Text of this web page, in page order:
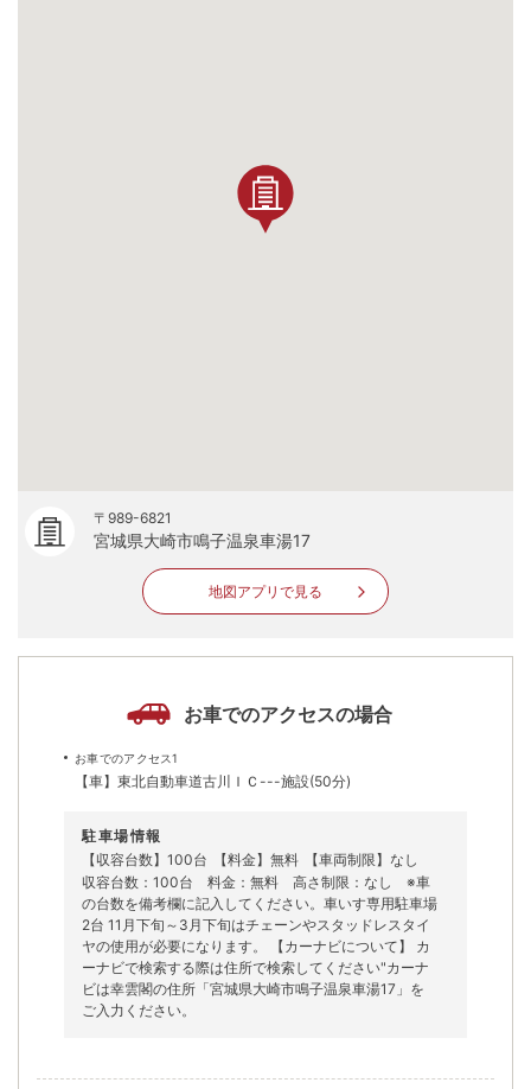
〒989-6821
宮城県大崎市鳴子温泉車湯17
地図アプリで見る
お車でのアクセスの場合
お車でのアクセス1
【車】東北自動車道古川ＩＣ---施設(50分)
駐車場情報
【収容台数】100台
【料金】無料
【車両制限】なし
収容台数：100台 料金：無料 高さ制限：なし ※車
の台数を備考欄に記入してください。車いす専用駐車場
2台 11月下旬～3月下旬はチェーンやスタッドレスタイ
ヤの使用が必要になります。 【カーナビについて】 カ
ーナビで検索する際は住所で検索してください"カーナ
ビは幸雲閣の住所「宮城県大崎市鳴子温泉車湯17」を
ご入力ください。